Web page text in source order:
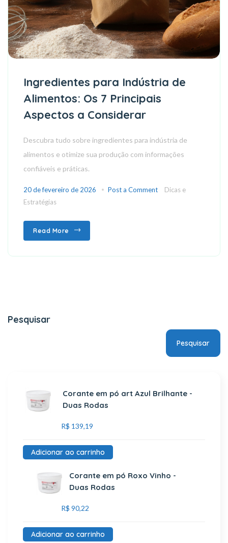
Ingredientes para Indústria de
Alimentos: Os 7 Principais
Aspectos a Considerar
Descubra tudo sobre ingredientes para indústria de
alimentos e otimize sua produção com informações
confiáveis e práticas.
20 de fevereiro de 2026 Post a Comment
Dicas e
Estratégias
Read More
Pesquisar
Pesquisar
Corante em pó art Azul Brilhante -
Duas Rodas
R$ 139,19
Adicionar ao carrinho
Corante em pó Roxo Vinho -
Duas Rodas
R$ 90,22
Adicionar ao carrinho